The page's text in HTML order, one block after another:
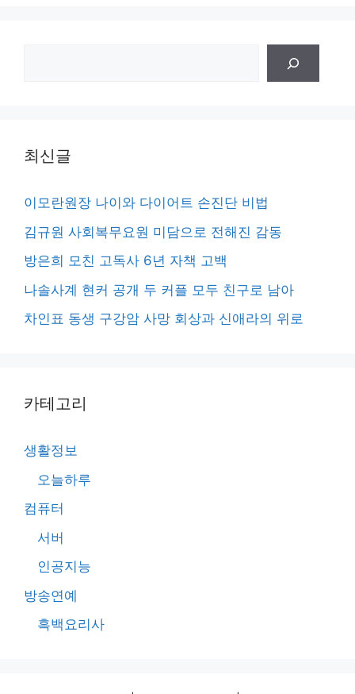
최신글
이모란원장 나이와 다이어트 손진단 비법
김규원 사회복무요원 미담으로 전해진 감동
방은희 모친 고독사 6년 자책 고백
나솔사계 현커 공개 두 커플 모두 친구로 남아
차인표 동생 구강암 사망 회상과 신애라의 위로
카테고리
생활정보
오늘하루
컴퓨터
서버
인공지능
방송연예
흑백요리사